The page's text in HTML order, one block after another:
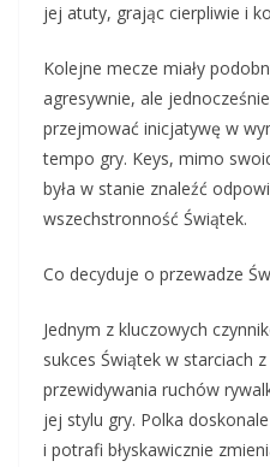
jej atuty, grając cierpliwie i
Kolejne mecze miały
agresywnie, ale
przejmować inicjatywę w
tempo gry. Keys, mimo
była w stanie znaleźć
wszechstronność Świątek.
Co decyduje o przewadze
Jednym z kluczowych
sukces Świątek w starciach
przewidywania ruchów
jej stylu gry. Polka
i potrafi błyskawicznie